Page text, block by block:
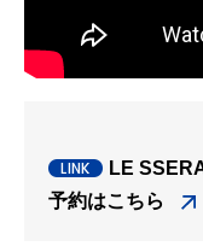
LE
予約はこちら